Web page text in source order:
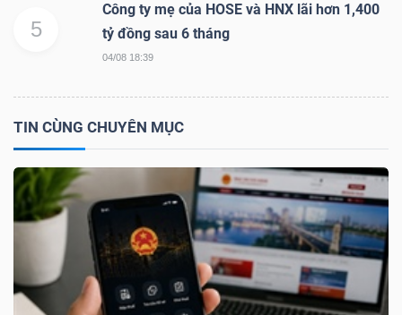
5
Công ty mẹ của HOSE và HNX lãi hơn 1,400
tỷ đồng sau 6 tháng
04/08 18:39
TIN CÙNG CHUYÊN MỤC
TIÊU
DÙNG
KHÔNG